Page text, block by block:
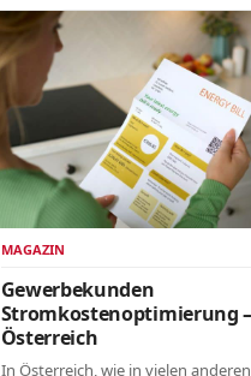
MAGAZIN
Gewerbekunden
Stromkostenoptimierung –
Österreich
In Österreich, wie in vielen anderen